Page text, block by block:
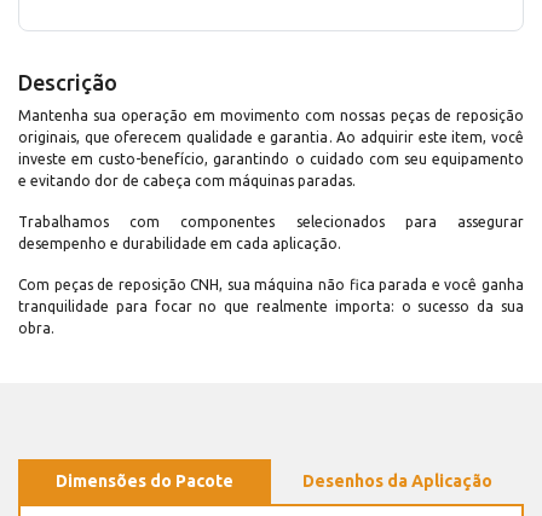
Descrição
Mantenha sua operação em movimento com nossas peças de reposição
originais, que oferecem qualidade e garantia. Ao adquirir este item, você
investe em custo-benefício, garantindo o cuidado com seu equipamento
e evitando dor de cabeça com máquinas paradas.
Trabalhamos com componentes selecionados para assegurar
desempenho e durabilidade em cada aplicação.
Com peças de reposição CNH, sua máquina não fica parada e você ganha
tranquilidade para focar no que realmente importa: o sucesso da sua
obra.
Dimensões do Pacote Desenhos da Aplicação